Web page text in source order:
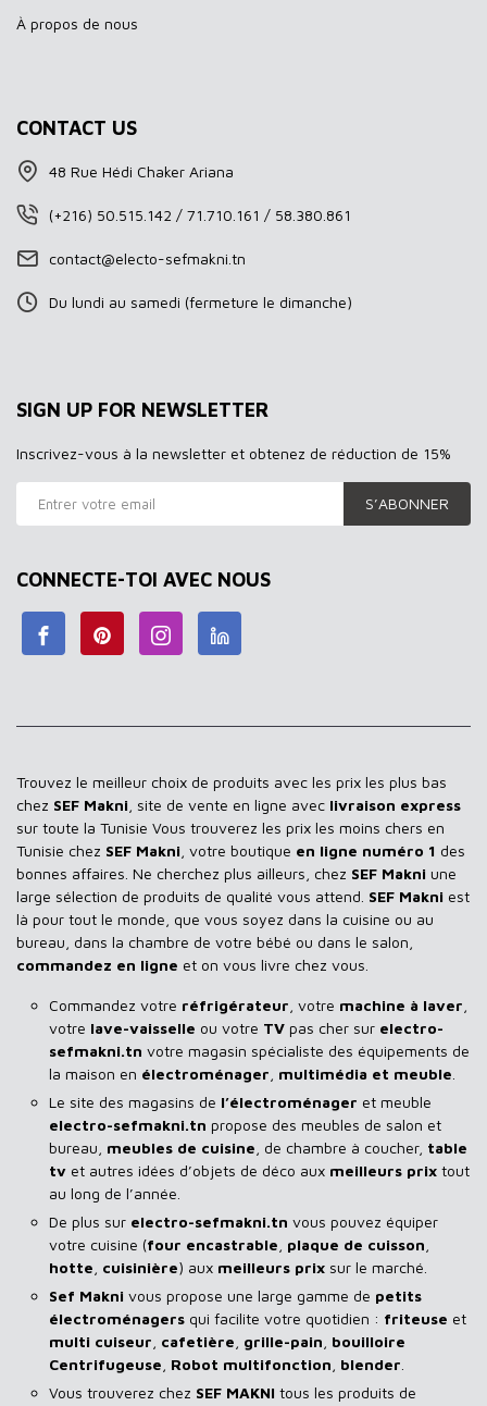
À propos de nous
CONTACT US
48 Rue Hédi Chaker Ariana
(+216) 50.515.142 / 71.710.161 / 58.380.861
contact@electo-sefmakni.tn
Du lundi au samedi (fermeture le dimanche)
SIGN UP FOR NEWSLETTER
Inscrivez-vous à la newsletter et obtenez de réduction de 15%
S’ABONNER
CONNECTE-TOI AVEC NOUS
Trouvez le meilleur choix de produits avec les prix les plus bas
chez SEF Makni , site de vente en ligne avec livraison express
sur toute la Tunisie Vous trouverez les prix les moins chers en
Tunisie chez SEF Makni , votre boutique en ligne numéro 1 des
bonnes affaires. Ne cherchez plus ailleurs, chez SEF Makni une
large sélection de produits de qualité vous attend. SEF Makni est
là pour tout le monde, que vous soyez dans la cuisine ou au
bureau, dans la chambre de votre bébé ou dans le salon,
commandez en ligne et on vous livre chez vous.
Commandez votre réfrigérateur , votre machine à laver
votre lave-vaisselle ou votre TV pas cher sur electro-
sefmakni.tn votre magasin spécialiste des équipements de
la maison en électroménager multimédia et meuble
Le site des magasins de l’électroménager et meuble
electro-sefmakni.tn propose des meubles de salon et
bureau, meubles de cuisine , de chambre à coucher, table
tv et autres idées d’objets de déco aux meilleurs prix tout
au long de l’année.
De plus sur electro-sefmakni.tn vous pouvez équiper
votre cuisine (four encastrable plaque de cuisson
hotte cuisinière) aux meilleurs prix sur le marché.
Sef Makni vous propose une large gamme de petits
électroménagers qui facilite votre quotidien : friteuse et
multi cuiseur cafetière grille-pain bouilloire
Centrifugeuse Robot multifonction blender
Vous trouverez chez SEF MAKNI tous les produits de